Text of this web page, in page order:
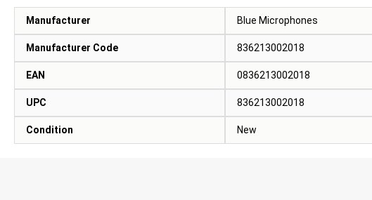
Manufacturer Blue Microphones
Manufacturer Code 836213002018
EAN 0836213002018
UPC 836213002018
Condition New